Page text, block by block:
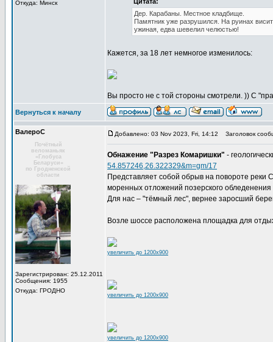
Откуда: Минск
Дер. Карабаны. Местное кладбище.
Памятник уже разрушился. На руинах
ужиная, едва шевелил челюстью!
Кажется, за 18 лет немногое изменилось:
Вы просто не с той стороны смотрели. )) С
Вернуться к началу
ВалероС
Почётный
веломаньяк
«Глобуса
Беларуси»
по Гродненской
области
Зарегистрирован: 25.12.2011
Сообщения: 1955
Откуда: ГРОДНО
Добавлено: 03 Nov 2023, Fri, 14:12 Заголовок
Обнажение "Разрез Комаришки" -
54.857246,26.322329&m=gm/17
Представляет собой обрыв на повороте
моренных отложений позерского
Для нас – "тёмный лес", вернее заросший
Возле шоссе расположена площадка для
увеличить до 1200x900
увеличить до 1200x900
увеличить до 1200x900